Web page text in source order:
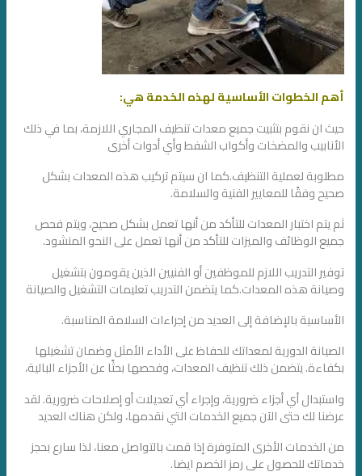
أهم الخطوات الأساسية لهذه الخدمة هي:
حيث ان نقوم بتثبيت جميع معدات تنظيف المجاري اللازمة، بما في ذلك
الأنابيب والمضخات وأكواب الشفط وأي أدوات أخرى
مطلوبة لعملية التنظيف.كما ان سيتم تركيب هذه المعدات بشكل
صحيح وفقًا للمعايير الفنية والسلامة.
ثم يتم اختبار المعدات للتأكد من أنها تعمل بشكل صحيح، ويتم فحص
جميع الوظائف والميزات للتأكد من أنها تعمل على النحو المنشود.
توفير التدريب اللازم للموظفين أو الفنيين الذين يقومون بتشغيل
وصيانة هذه المعدات.كما يتضمن التدريب تعليمات التشغيل والصيانة
الأساسية بالإضافة إلى العديد من إجراءات السلامة المناسبة.
الصيانة الدورية لمعداتك للحفاظ على الأداء الأمثل وضمان تشغيلها
بكفاءة. يتضمن ذلك تنظيف المعدات، وفحصها بحثًا عن الأجزاء البالية،
واستبدال أي أجزاء ضرورية، وإجراء أي تعديلات أو إصلاحات ضرورية. لقد
عرضنا لك حتى الآن جميع الخدمات التي نقدمها، ولكن هناك العديد
من الخدمات الأخرى المتوفرة إذا قمت بالتواصل معنا، لذا سارع بحجز
خدماتك للحصول على رمز الخصم ايضا.